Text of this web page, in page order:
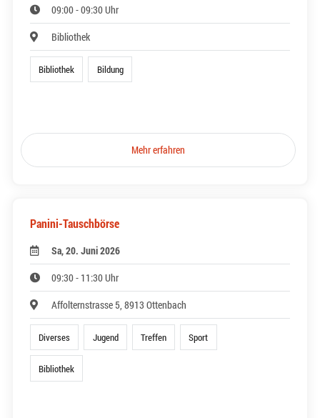
09:00 - 09:30 Uhr
Bibliothek
Bibliothek Bildung
Mehr erfahren
Panini-Tauschbörse
Sa, 20. Juni 2026
09:30 - 11:30 Uhr
Affolternstrasse 5, 8913 Ottenbach
Diverses Jugend Treffen Sport
Bibliothek